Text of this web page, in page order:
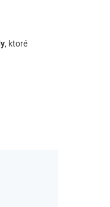
, ktoré